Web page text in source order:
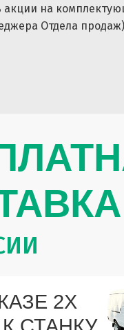
акции на
Отдела продаж)
МОДЕЛЬ